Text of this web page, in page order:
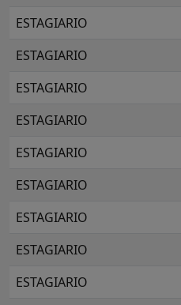
ESTAGIARIO
ESTAGIARIO
ESTAGIARIO
ESTAGIARIO
ESTAGIARIO
ESTAGIARIO
ESTAGIARIO
ESTAGIARIO
ESTAGIARIO